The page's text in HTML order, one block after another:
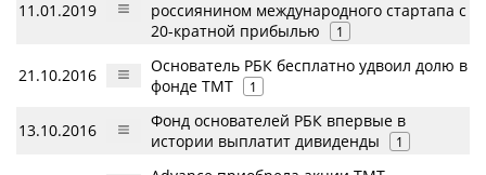
11.01.2019
россиянином международного стартапа с
20-кратной прибылью
1
21.10.2016
Основатель РБК бесплатно удвоил долю в
фонде TMT
1
13.10.2016
Фонд основателей РБК впервые в
истории выплатит дивиденды
1